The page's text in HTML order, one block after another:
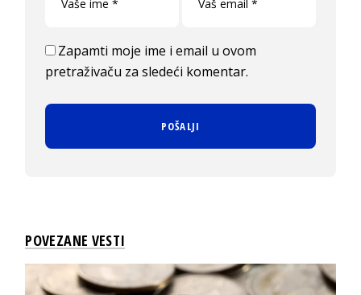
Zapamti moje ime i email u ovom
pretraživaču za sledeći komentar.
POVEZANE VESTI